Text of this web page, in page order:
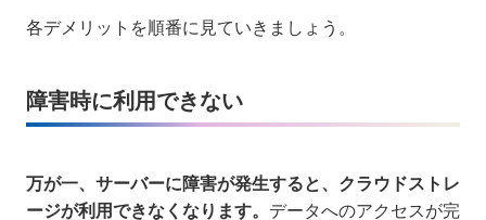
各デメリットを順番に見ていきましょう。
障害時に利用できない
万が一、サーバーに障害が発生すると、クラウドストレ
ージが利用できなくなります。 データへのアクセスが完